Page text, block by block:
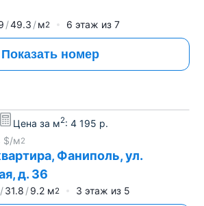
49.3 м2 6 этаж из 7
Показать номер
Цена за м2: 4 195 р.
$/м2
Фаниполь, ул.
д. 36
31.8 9.2 м2 3 этаж из 5